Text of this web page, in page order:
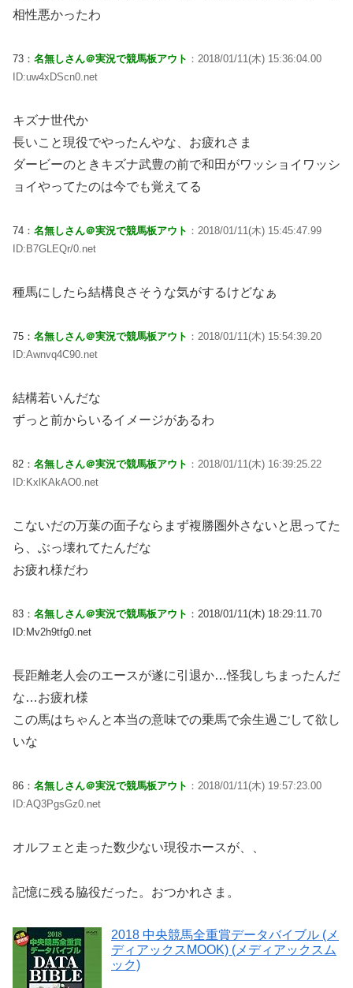
相性悪かったわ
73： 名無しさん＠実況で競馬板アウト ：2018/01/11(木) 15:36:04.00
ID:uw4xDScn0.net
キズナ世代か
長いこと現役でやったんやな、お疲れさま
ダービーのときキズナ武豊の前で和田がワッショイワッシ
ョイやってたのは今でも覚えてる
74： 名無しさん＠実況で競馬板アウト ：2018/01/11(木) 15:45:47.99
ID:B7GLEQr/0.net
種馬にしたら結構良さそうな気がするけどなぁ
75： 名無しさん＠実況で競馬板アウト ：2018/01/11(木) 15:54:39.20
ID:Awnvq4C90.net
結構若いんだな
ずっと前からいるイメージがあるわ
82： 名無しさん＠実況で競馬板アウト ：2018/01/11(木) 16:39:25.22
ID:KxlKAkAO0.net
こないだの万葉の面子ならまず複勝圏外さないと思ってた
ら、ぶっ壊れてたんだな
お疲れ様だわ
83： 名無しさん＠実況で競馬板アウト ：2018/01/11(木) 18:29:11.70
ID:Mv2h9tfg0.net
長距離老人会のエースが遂に引退か…怪我しちまったんだ
な…お疲れ様
この馬はちゃんと本当の意味での乗馬で余生過ごして欲し
いな
86： 名無しさん＠実況で競馬板アウト ：2018/01/11(木) 19:57:23.00
ID:AQ3PgsGz0.net
オルフェと走った数少ない現役ホースが、、
記憶に残る脇役だった。おつかれさま。
2018 中央競馬全重賞データバイブル (メ
ディアックスMOOK) (メディアックスム
ック)